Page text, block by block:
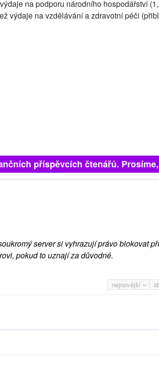
na podporu národního hospodářství
výdaje na vzdělávání a zdravotní péči
příspěvcích čtenářů.
server si vyhrazují právo blokovat
pokud to uznají za důvodné.
nejnovější